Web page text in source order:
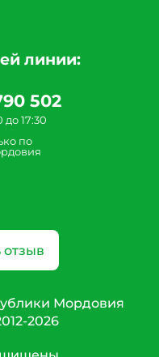
линии:
502
17:30
по
отзыв
Мордовия
2026